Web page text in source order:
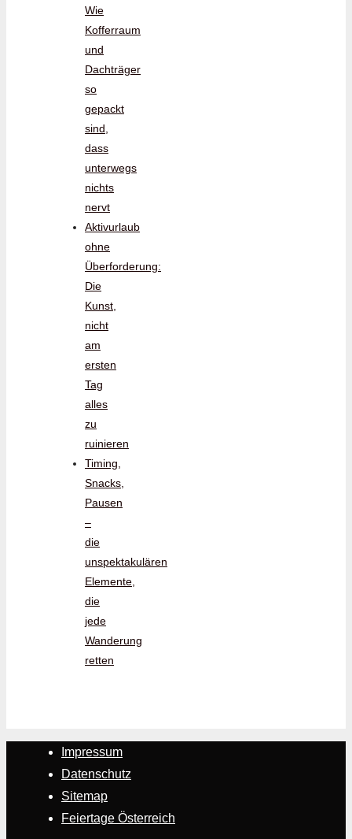
Wie
Kofferraum
und
Dachträger
so
gepackt
sind,
dass
unterwegs
nichts
nervt
Aktivurlaub
ohne
Überforderung:
Die
Kunst,
nicht
am
ersten
Tag
alles
zu
ruinieren
Timing,
Snacks,
Pausen
–
die
unspektakulären
Elemente,
die
jede
Wanderung
retten
Impressum
Datenschutz
Sitemap
Feiertage Österreich